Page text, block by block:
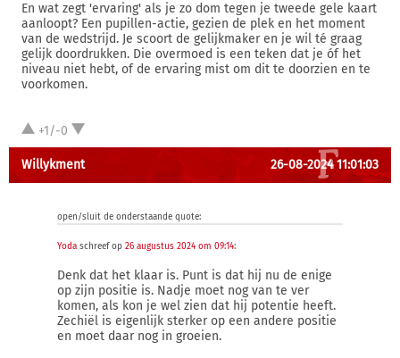
En wat zegt 'ervaring' als je zo dom tegen je tweede gele kaart
aanloopt? Een pupillen-actie, gezien de plek en het moment
van de wedstrijd. Je scoort de gelijkmaker en je wil té graag
gelijk doordrukken. Die overmoed is een teken dat je óf het
niveau niet hebt, of de ervaring mist om dit te doorzien en te
voorkomen.
+1/-0
Willykment 26-08-2024 11:01:03
open/sluit de onderstaande quote:
Yoda schreef op 26 augustus 2024 om 09:14:
Denk dat het klaar is. Punt is dat hij nu de enige
op zijn positie is. Nadje moet nog van te ver
komen, als kon je wel zien dat hij potentie heeft.
Zechiël is eigenlijk sterker op een andere positie
en moet daar nog in groeien.